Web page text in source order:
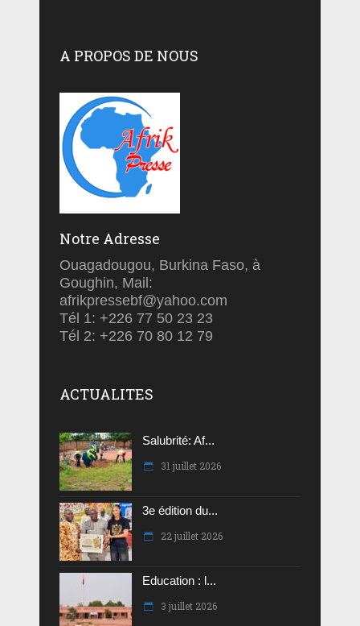
A PROPOS DE NOUS
Notre Adresse
Ouagadougou, Burkina Faso, à
Goughin, Mail:
afrikpressebf@yahoo.com
Tél 1: +226 77 50 23 23
Tél 2: +226 70 80 12 79
ACTUALITES
Salubrité: Af...
31 juillet 2026
3e édition du...
22 juillet 2026
Education : l...
3 juillet 2026